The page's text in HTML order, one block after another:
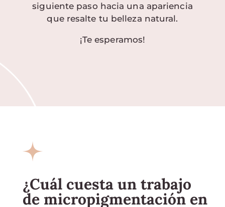
siguiente paso hacia una apariencia
que resalte tu belleza natural.
¡Te esperamos!
¿Cuál cuesta un trabajo
de micropigmentación en